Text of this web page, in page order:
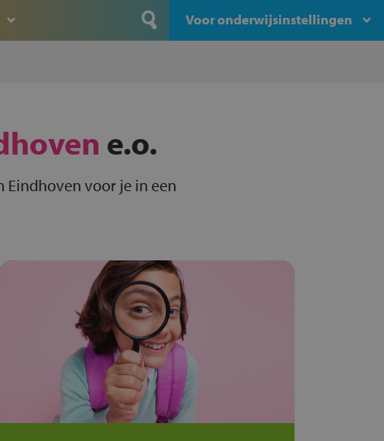
Voor onderwijsinstellingen
e.o.
Eindhoven voor je in een